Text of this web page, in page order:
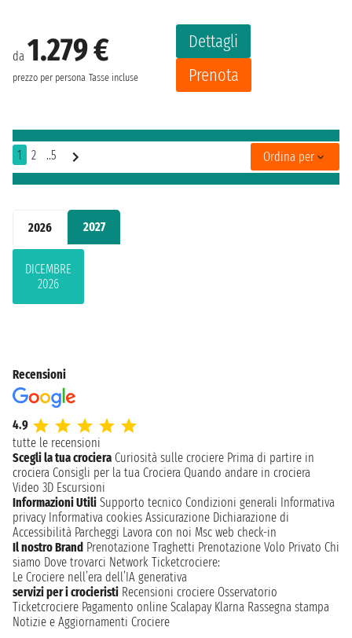
2026 2027
DICEMBRE
2026
da 1.279 €
prezzo per persona Tasse incluse
Dettagli
Prenota
1 2 ..5 Ordina per
Recensioni
4.9
tutte le recensioni
Scegli la tua crociera Curiosità sulle crociere Prima di partire in
crociera Consigli per la tua Crociera Quando andare in crociera
Video 3D Escursioni
Informazioni Utili Supporto tecnico Condizioni generali Informativa
privacy Informativa cookies Assicurazione Dichiarazione di
Accessibilità Parcheggi Lavora con noi Msc web check-in
Il nostro Brand Prenotazione Traghetti Prenotazione Volo Privato Chi
siamo Dove trovarci Network Ticketcrociere:
Le Crociere nell’era dell’IA generativa
servizi per i crocieristi Recensioni crociere Osservatorio
Ticketcrociere Pagamento online Scalapay Klarna Rassegna stampa
Notizie e Aggiornamenti Crociere